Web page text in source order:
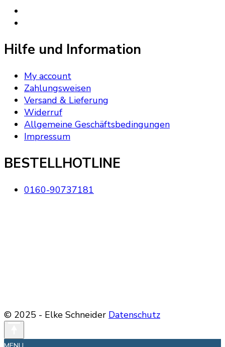
Hilfe und Information
My account
Zahlungsweisen
Versand & Lieferung
Widerruf
Allgemeine Geschäftsbedingungen
Impressum
BESTELLHOTLINE
0160-90737181
© 2025 - Elke Schneider Datenschutz